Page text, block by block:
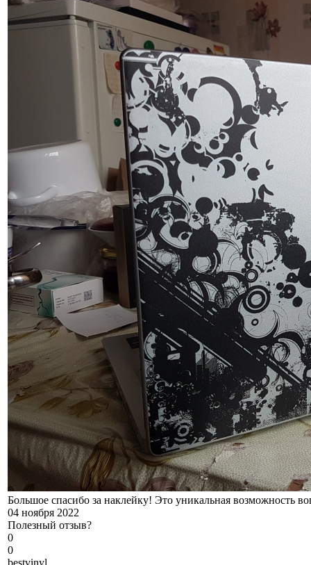
Большое спасибо за наклейку! Это уникальная возможность
04 ноября 2022
Полезный отзыв?
0
0
bestvinyl